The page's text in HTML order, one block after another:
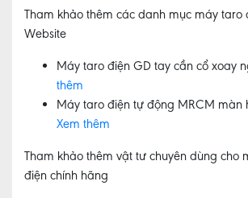
Tham khảo thêm các danh mục máy taro
Website
Máy taro điện GD tay cần cổ xoay
thêm
Máy taro điện tự động MRCM màn
Xem thêm
Tham khảo thêm vật tư chuyên dùng cho
điện chính hãng